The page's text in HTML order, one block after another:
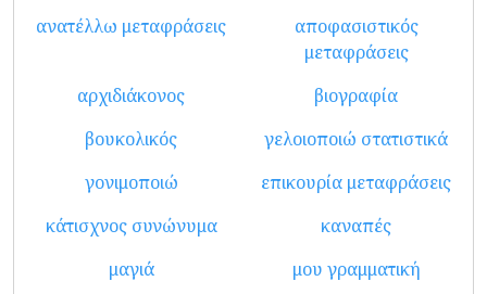
ανατέλλω μεταφράσεις
αποφασιστικός
μεταφράσεις
αρχιδιάκονος
βιογραφία
βουκολικός
γελοιοποιώ στατιστικά
γονιμοποιώ
επικουρία μεταφράσεις
κάτισχνος συνώνυμα
καναπές
μαγιά
μου γραμματική